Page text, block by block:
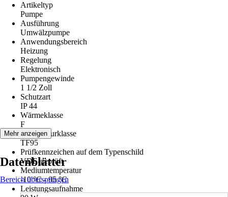
Artikeltyp
Pumpe
Ausführung
Umwälzpumpe
Anwendungsbereich
Heizung
Regelung
Elektronisch
Pumpengewinde
1 1/2 Zoll
Schutzart
IP 44
Wärmeklasse
F
Temperaturklasse
TF95
Prüfkennzeichen auf dem Typenschild
VDE-geprüft
Mediumtemperatur
-10 °C - 95 °C
Leistungsaufnahme
Mehr anzeigen
Datenblätter
Bereich überspringen